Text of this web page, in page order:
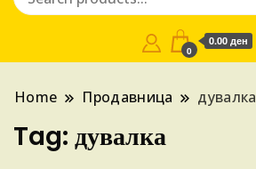
0
0.00 ден
Home Продавница дувалка
Tag: дувалка